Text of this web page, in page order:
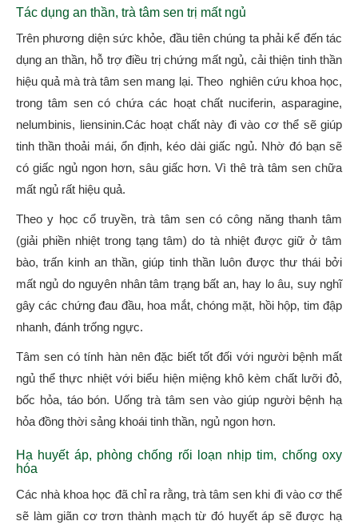
Tác dụng an thần, trà tâm sen trị mất ngủ
Trên phương diện sức khỏe, đầu tiên chúng ta phải kể đến tác
dụng an thần, hỗ trợ điều trị chứng mất ngủ, cải thiện tinh thần
hiệu quả mà trà tâm sen mang lại. Theo nghiên cứu khoa học,
trong tâm sen có chứa các hoạt chất nuciferin, asparagine,
nelumbinis, liensinin.Các hoạt chất này đi vào cơ thể sẽ giúp
tinh thần thoải mái, ổn định, kéo dài giấc ngủ. Nhờ đó bạn sẽ
có giấc ngủ ngon hơn, sâu giấc hơn. Vì thê trà tâm sen chữa
mất ngủ rất hiệu quả.
Theo y học cổ truyền, trà tâm sen có công năng thanh tâm
(giải phiền nhiệt trong tạng tâm) do tà nhiệt được giữ ở tâm
bào, trấn kinh an thần, giúp tinh thần luôn được thư thái bởi
mất ngủ do nguyên nhân tâm trạng bất an, hay lo âu, suy nghĩ
gây các chứng đau đầu, hoa mắt, chóng mặt, hồi hộp, tim đập
nhanh, đánh trống ngực.
Tâm sen có tính hàn nên đặc biết tốt đối với người bệnh mất
ngủ thể thực nhiệt với biểu hiện miệng khô kèm chất lưỡi đỏ,
bốc hỏa, táo bón. Uống trà tâm sen vào giúp người bệnh hạ
hỏa đồng thời sảng khoái tinh thần, ngủ ngon hơn.
Hạ huyết áp, phòng chống rối loạn nhịp tim, chống oxy
hóa
Các nhà khoa học đã chỉ ra rằng, trà tâm sen khi đi vào cơ thể
sẽ làm giãn cơ trơn thành mạch từ đó huyết áp sẽ được hạ